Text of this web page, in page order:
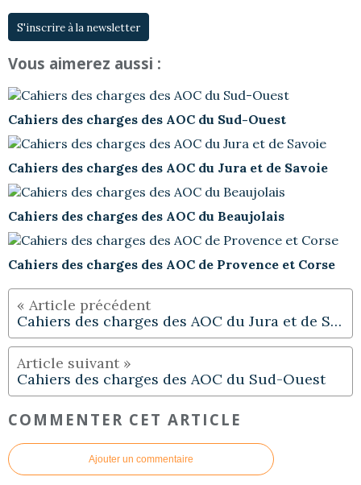
S'inscrire à la newsletter
Vous aimerez aussi :
Cahiers des charges des AOC du Sud-Ouest
Cahiers des charges des AOC du Jura et de Savoie
Cahiers des charges des AOC du Beaujolais
Cahiers des charges des AOC de Provence et Corse
Cahiers des charges des AOC du Jura et de Savoie
Cahiers des charges des AOC du Sud-Ouest
COMMENTER CET ARTICLE
Ajouter un commentaire